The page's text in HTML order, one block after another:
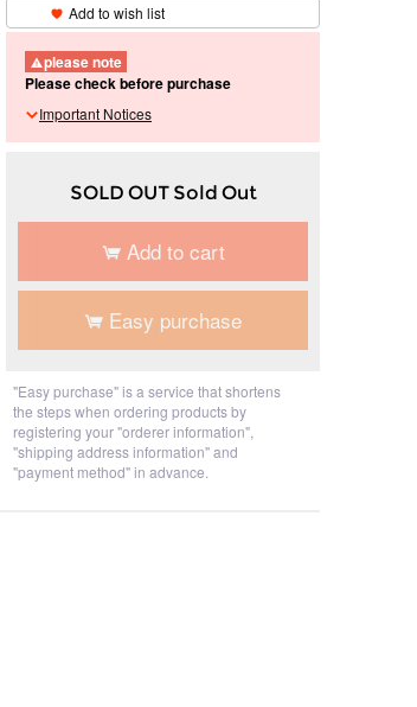
Add to wish list
please note
Please check before purchase
Important Notices
SOLD OUT Sold Out
Add to cart
Easy purchase
"Easy purchase" is a service that shortens
the steps when ordering products by
registering your "orderer information",
"shipping address information" and
"payment method" in advance.